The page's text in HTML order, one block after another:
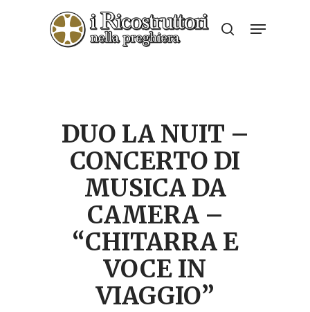
search
Menu
DUO LA NUIT –
CONCERTO DI
MUSICA DA
CAMERA –
“CHITARRA E
VOCE IN
VIAGGIO”